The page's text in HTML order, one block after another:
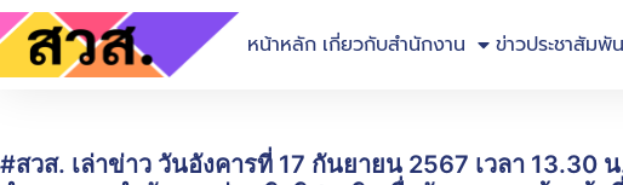
หน้าหลัก เกี่ยวกับสำนักงาน ข่าวประชาสัมพั
#สวส. เล่าข่าว วันอังคารที่ 17 กันยายน 2567 เวลา